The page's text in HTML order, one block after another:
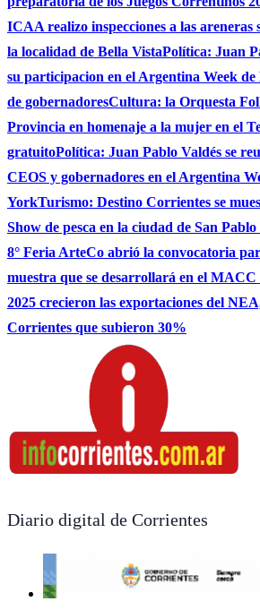
ICAA realizo inspecciones a las areneras
la localidad de Bella VistaPolítica: Juan
su participacion en el Argentina Week
de gobernadoresCultura: la Orquesta
Provincia en homenaje a la mujer en el
gratuitoPolítica: Juan Pablo Valdés se
CEOS y gobernadores en el Argentina
YorkTurismo: Destino Corrientes se
Show de pesca en la ciudad de San
8° Feria ArteCo abrió la convocatoria
muestra que se desarrollará en el MACC
2025 crecieron las exportaciones del
Corrientes que subieron 30%
Diario digital de Corrientes